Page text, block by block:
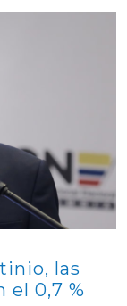
las
el 0,7 %